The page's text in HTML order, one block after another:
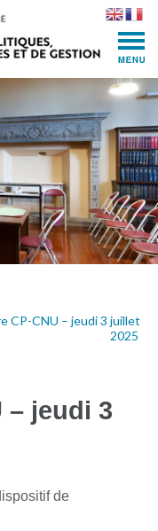
CP-CNU – jeudi 3 juillet
2025
– jeudi 3
de